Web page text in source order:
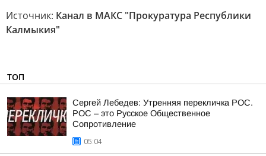
Источник: Канал в МАКС "Прокуратура Республики
Калмыкия"
ТОП
Сергей Лебедев: Утренняя перекличка РОС.
РОС – это Русское Общественное
Сопротивление
05:04